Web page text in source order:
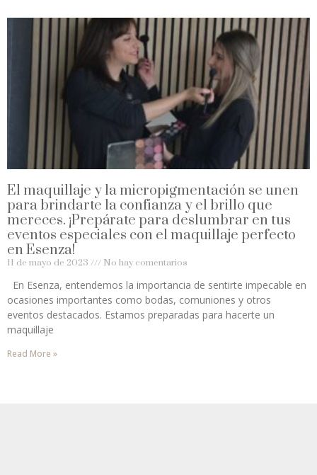
El maquillaje y la micropigmentación se unen
para brindarte la confianza y el brillo que
mereces. ¡Prepárate para deslumbrar en tus
eventos especiales con el maquillaje perfecto
en Esenza!
11 de mayo de 2023 No hay comentarios
En Esenza, entendemos la importancia de sentirte impecable en
ocasiones importantes como bodas, comuniones y otros
eventos destacados. Estamos preparadas para hacerte un
maquillaje
Read More »